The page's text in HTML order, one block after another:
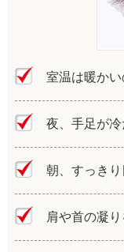
室温は暖か
夜、手足が
朝、すっき
肩や首の凝